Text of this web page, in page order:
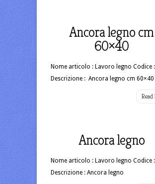
Ancora legno cm
60×40
Nome articolo : Lavoro legno Codice
Descrizione : Ancora legno cm 60×40
Read
Ancora legno
Nome articolo : Lavoro legno Codice
Descrizione : Ancora legno